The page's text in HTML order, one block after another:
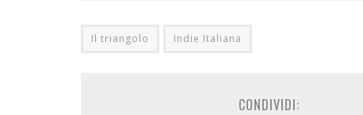
Il triangolo Indie Italiana
CONDIVIDI: